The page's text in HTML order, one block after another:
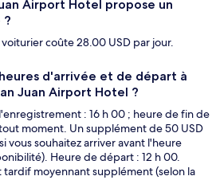
Airport Hotel propose un
?
coûte 28.00 USD par jour.
d'arrivée et de départ à
Juan Airport Hotel ?
: 16 h 00 ; heure de fin de
moment. Un supplément de 50 USD
vous souhaitez arriver avant l'heure
Heure de départ : 12 h 00.
tardif moyennant supplément (selon la